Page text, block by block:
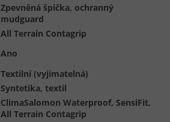
Zpevněná špička, ochranný
mudguard
All Terrain Contagrip
Ano
Textilní (vyjímatelná)
Syntetika, textil
ClimaSalomon Waterproof, SensiFit,
All Terrain Contagrip